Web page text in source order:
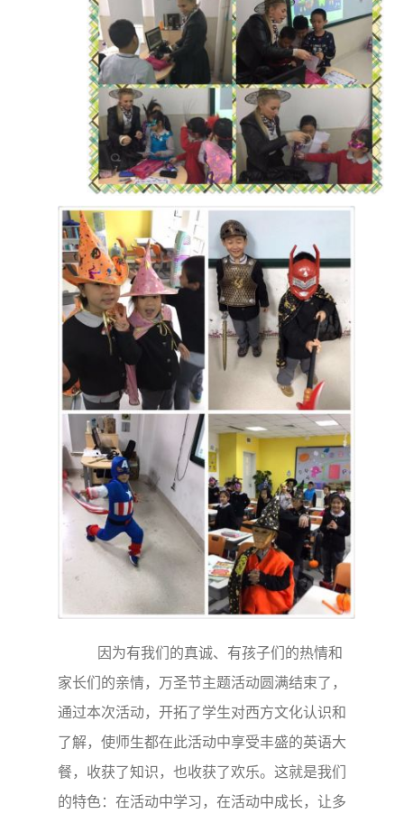
因为有我们的真诚、有孩子们的热情和
家长们的亲情，万圣节主题活动圆满结束了，
通过本次活动，开拓了学生对西方文化认识和
了解，使师生都在此活动中享受丰盛的英语大
餐，收获了知识，也收获了欢乐。这就是我们
的特色：在活动中学习，在活动中成长，让多